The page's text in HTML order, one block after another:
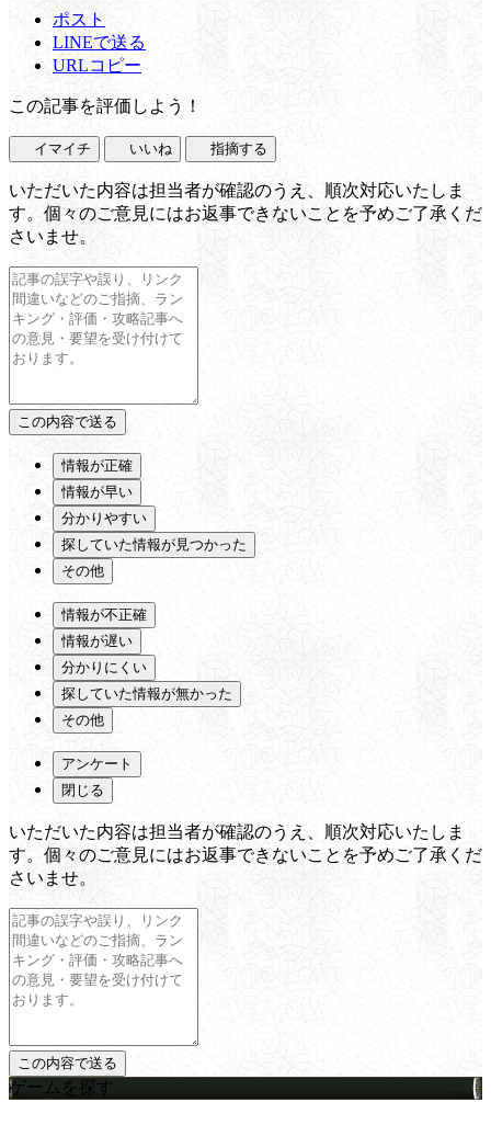
ポスト
LINEで送る
URLコピー
この記事を評価しよう！
イマイチ いいね 指摘する
いただいた内容は担当者が確認のうえ、順次対応いたしま
す。個々のご意見にはお返事できないことを予めご了承くだ
さいませ。
情報が正確
情報が早い
分かりやすい
探していた情報が見つかった
その他
情報が不正確
情報が遅い
分かりにくい
探していた情報が無かった
その他
アンケート
閉じる
いただいた内容は担当者が確認のうえ、順次対応いたしま
す。個々のご意見にはお返事できないことを予めご了承くだ
さいませ。
ゲームを探す